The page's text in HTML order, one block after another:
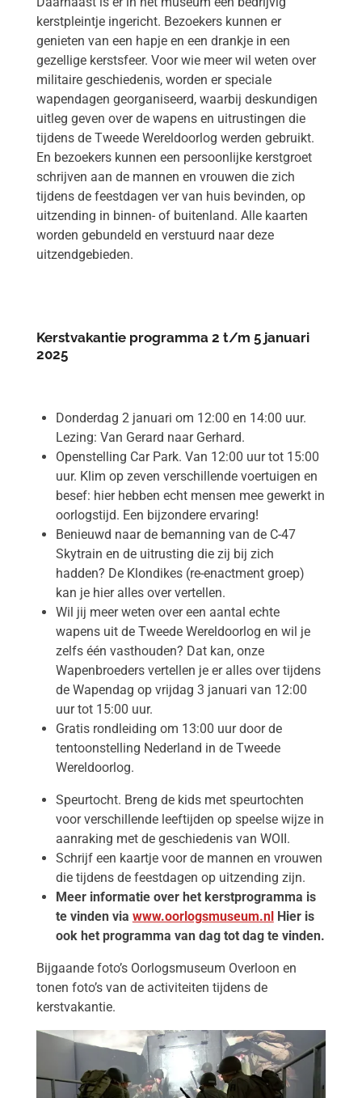
kerstpleintje ingericht. Bezoekers kunnen er
genieten van een hapje en een drankje in een
gezellige kerstsfeer. Voor wie meer wil weten over
militaire geschiedenis, worden er speciale
wapendagen georganiseerd, waarbij deskundigen
uitleg geven over de wapens en uitrustingen die
tijdens de Tweede Wereldoorlog werden gebruikt.
En bezoekers kunnen een persoonlijke kerstgroet
schrijven aan de mannen en vrouwen die zich
tijdens de feestdagen ver van huis bevinden, op
uitzending in binnen- of buitenland. Alle kaarten
worden gebundeld en verstuurd naar deze
uitzendgebieden.
Kerstvakantie programma 2 t/m 5 januari
2025
Donderdag 2 januari om 12:00 en 14:00 uur.
Lezing: Van Gerard naar Gerhard.
Openstelling Car Park. Van 12:00 uur tot 15:00
uur. Klim op zeven verschillende voertuigen en
besef: hier hebben echt mensen mee gewerkt in
oorlogstijd. Een bijzondere ervaring!
Benieuwd naar de bemanning van de C-47
Skytrain en de uitrusting die zij bij zich
hadden? De Klondikes (re-enactment groep)
kan je hier alles over vertellen.
Wil jij meer weten over een aantal echte
wapens uit de Tweede Wereldoorlog en wil je
zelfs één vasthouden? Dat kan, onze
Wapenbroeders vertellen je er alles over tijdens
de Wapendag op vrijdag 3 januari van 12:00
uur tot 15:00 uur.
Gratis rondleiding om 13:00 uur door de
tentoonstelling Nederland in de Tweede
Wereldoorlog.
Speurtocht. Breng de kids met speurtochten
voor verschillende leeftijden op speelse wijze in
aanraking met de geschiedenis van WOII.
Schrijf een kaartje voor de mannen en vrouwen
die tijdens de feestdagen op uitzending zijn.
Meer informatie over het kerstprogramma is
te vinden via www.oorlogsmuseum.nlHier is
ook het programma van dag tot dag te vinden.
Bijgaande foto’s Oorlogsmuseum Overloon en
tonen foto’s van de activiteiten tijdens de
kerstvakantie.